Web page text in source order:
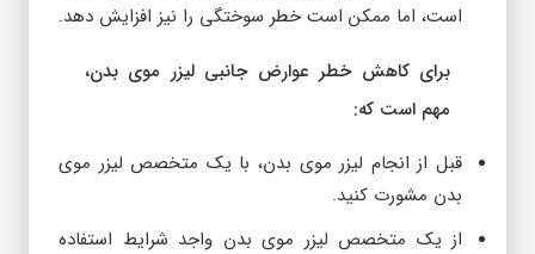
است، اما ممکن است خطر سوختگی را نیز افزایش دهد.
برای کاهش خطر عوارض جانبی لیزر موی بدن،
مهم است که:
قبل از انجام لیزر موی بدن، با یک متخصص لیزر موی
بدن مشورت کنید.
از یک متخصص لیزر موی بدن واجد شرایط استفاده